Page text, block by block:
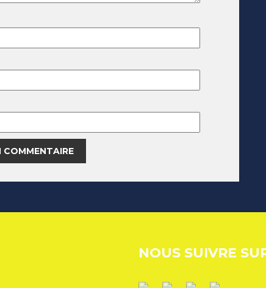
NOUS SUIVRE